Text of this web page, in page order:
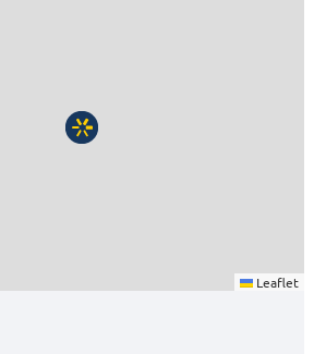
Leaflet